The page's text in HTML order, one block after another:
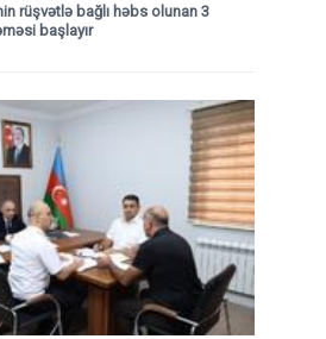
rüşvətlə bağlı həbs olunan 3
başlayır